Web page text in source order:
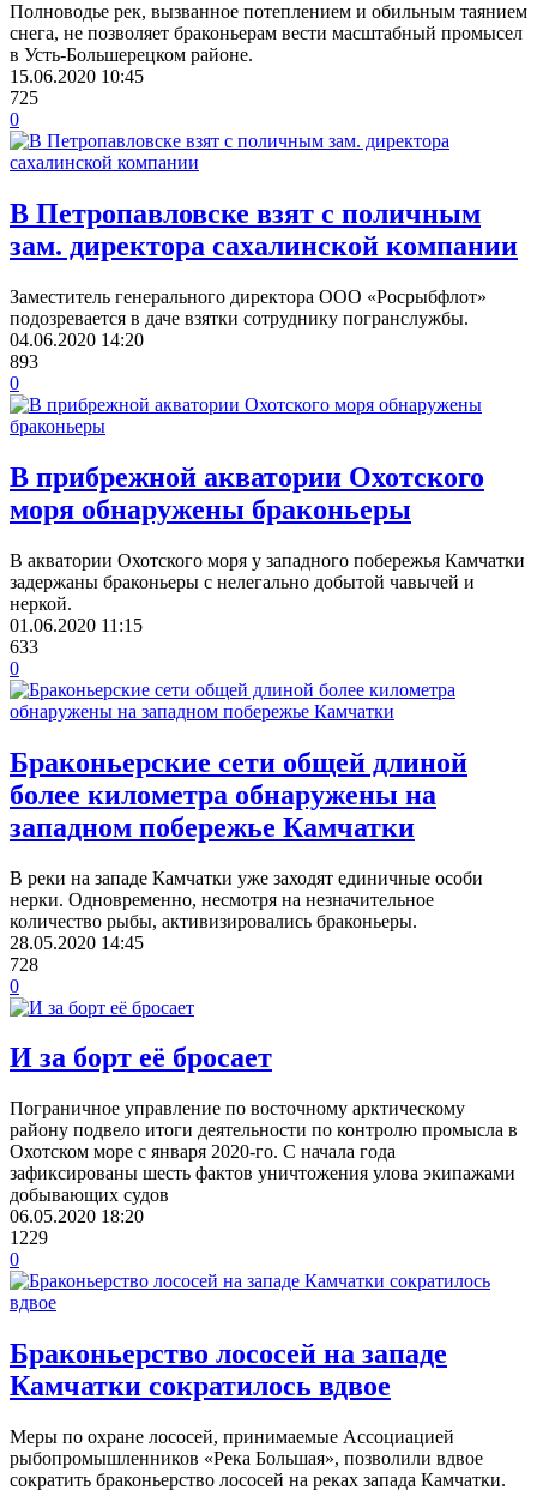
Полноводье рек, вызванное потеплением и обильным таянием
снега, не позволяет браконьерам вести масштабный промысел
в Усть-Большерецком районе.
15.06.2020 10:45
725
0
В Петропавловске взят с поличным
зам. директора сахалинской компании
Заместитель генерального директора ООО «Росрыбфлот»
подозревается в даче взятки сотруднику погранслужбы.
04.06.2020 14:20
893
0
В прибрежной акватории Охотского
моря обнаружены браконьеры
В акватории Охотского моря у западного побережья Камчатки
задержаны браконьеры с нелегально добытой чавычей и
неркой.
01.06.2020 11:15
633
0
Браконьерские сети общей длиной
более километра обнаружены на
западном побережье Камчатки
В реки на западе Камчатки уже заходят единичные особи
нерки. Одновременно, несмотря на незначительное
количество рыбы, активизировались браконьеры.
28.05.2020 14:45
728
0
И за борт её бросает
Пограничное управление по восточному арктическому
району подвело итоги деятельности по контролю промысла в
Охотском море с января 2020-го. С начала года
зафиксированы шесть фактов уничтожения улова экипажами
добывающих судов
06.05.2020 18:20
1229
0
Браконьерство лососей на западе
Камчатки сократилось вдвое
Меры по охране лососей, принимаемые Ассоциацией
рыбопромышленников «Река Большая», позволили вдвое
сократить браконьерство лососей на реках запада Камчатки.